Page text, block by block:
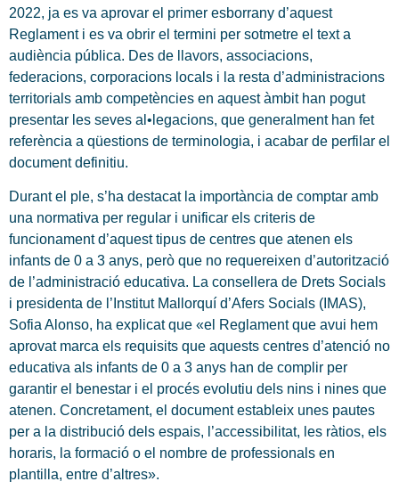
2022, ja es va aprovar el primer esborrany d’aquest
Reglament i es va obrir el termini per sotmetre el text a
audiència pública. Des de llavors, associacions,
federacions, corporacions locals i la resta d’administracions
territorials amb competències en aquest àmbit han pogut
presentar les seves al•legacions, que generalment han fet
referència a qüestions de terminologia, i acabar de perfilar el
document definitiu.
Durant el ple, s’ha destacat la importància de comptar amb
una normativa per regular i unificar els criteris de
funcionament d’aquest tipus de centres que atenen els
infants de 0 a 3 anys, però que no requereixen d’autorització
de l’administració educativa. La consellera de Drets Socials
i presidenta de l’Institut Mallorquí d’Afers Socials (IMAS),
Sofia Alonso, ha explicat que «el Reglament que avui hem
aprovat marca els requisits que aquests centres d’atenció no
educativa als infants de 0 a 3 anys han de complir per
garantir el benestar i el procés evolutiu dels nins i nines que
atenen. Concretament, el document estableix unes pautes
per a la distribució dels espais, l’accessibilitat, les ràtios, els
horaris, la formació o el nombre de professionals en
plantilla, entre d’altres».